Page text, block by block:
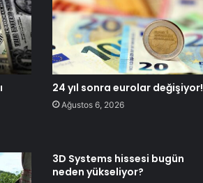
24 yıl sonra eurolar değişiyor!
Ağustos 6, 2026
3D Systems hissesi bugün
neden yükseliyor?